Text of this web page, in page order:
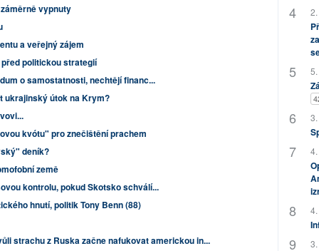
vypnuty
a veřejný zájem
politickou strategií
o samostatnosti, nechtějí financ...
ukrajinský útok na Krym?
kvótu" pro znečištění prachem
deník?
země
kontrolu, pokud Skotsko schválí...
hnutí, politik Tony Benn (88)
strachu z Ruska začne nafukovat americkou in...